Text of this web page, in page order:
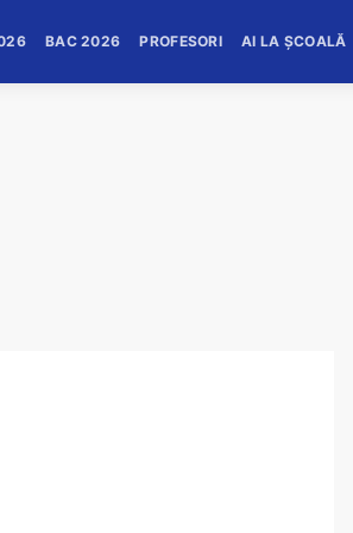
BAC 2026 PROFESORI AI LA ȘCOALĂ